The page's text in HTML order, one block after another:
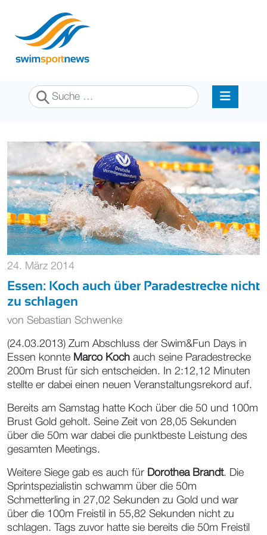
Suchen
24. März 2014
Essen: Koch auch über Paradestrecke nicht
zu schlagen
von Sebastian Schwenke
(24.03.2013) Zum Abschluss der Swim&Fun Days in
Essen konnte Marco Koch auch seine Paradestrecke
200m Brust für sich entscheiden. In 2:12,12 Minuten
stellte er dabei einen neuen Veranstaltungsrekord auf.
Bereits am Samstag hatte Koch über die 50 und 100m
Brust Gold geholt. Seine Zeit von 28,05 Sekunden
über die 50m war dabei die punktbeste Leistung des
gesamten Meetings.
Weitere Siege gab es auch für Dorothea Brandt. Die
Sprintspezialistin schwamm über die 50m
Schmetterling in 27,02 Sekunden zu Gold und war
über die 100m Freistil in 55,82 Sekunden nicht zu
schlagen. Tags zuvor hatte sie bereits die 50m Freistil